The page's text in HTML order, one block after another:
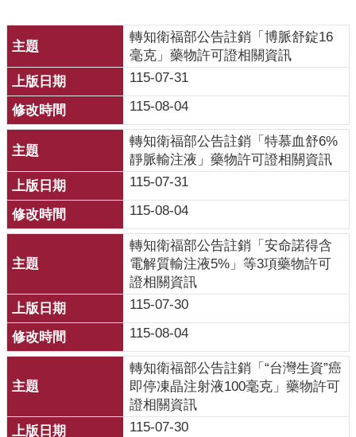
區
民
服
務
政
府
資
訊
公
衛
生
所
驗
結
轉知衛福部公告註銷「博脈舒錠16
毫克」藥物許可證相關資訊
115-07-31
115-08-04
轉知衛福部公告註銷「特慕血舒6%
靜脈輸注液」藥物許可證相關資訊
115-07-31
115-08-04
轉知衛福部公告註銷「安命諾得含
電解質輸注液5%」等3項藥物許可
證相關資訊
115-07-30
115-08-04
轉知衛福部公告註銷「“台灣生資”癌
即停凍晶注射液100毫克」藥物許可
證相關資訊
115-07-30